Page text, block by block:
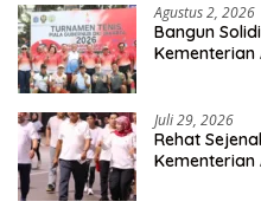
Agustus 2, 2026
Bangun
Kementerian
Juli 29, 2026
Rehat
Kementerian